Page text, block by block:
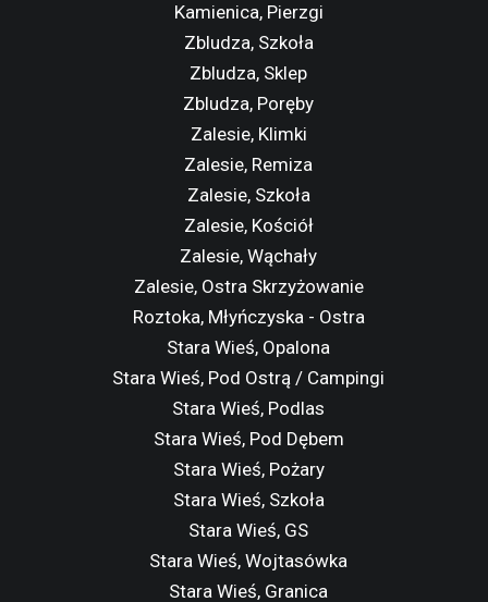
Kamienica, Pierzgi
Zbludza, Szkoła
Zbludza, Sklep
Zbludza, Poręby
Zalesie, Klimki
Zalesie, Remiza
Zalesie, Szkoła
Zalesie, Kościół
Zalesie, Wąchały
Zalesie, Ostra Skrzyżowanie
Roztoka, Młyńczyska - Ostra
Stara Wieś, Opalona
Stara Wieś, Pod Ostrą / Campingi
Stara Wieś, Podlas
Stara Wieś, Pod Dębem
Stara Wieś, Pożary
Stara Wieś, Szkoła
Stara Wieś, GS
Stara Wieś, Wojtasówka
Stara Wieś, Granica